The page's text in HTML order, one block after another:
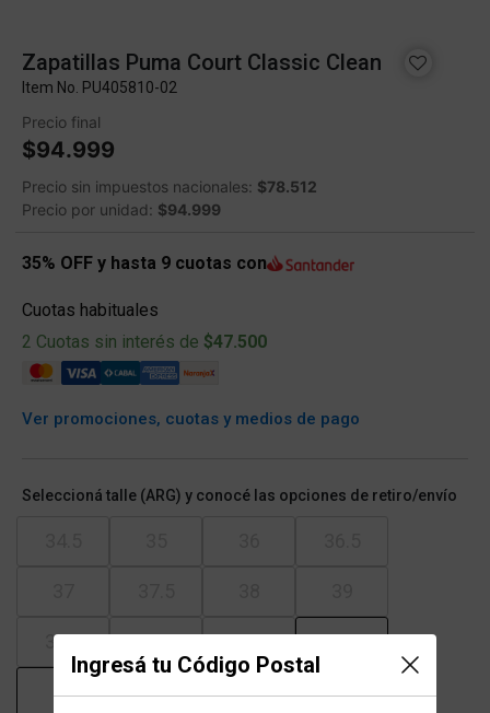
Ingresá tu Código Postal
Zapatillas Puma Court Classic Clean
Item No. PU405810-02
Precio final
$94.999
Precio sin impuestos nacionales: $78.512
Precio por unidad: $94.999
35% OFF y hasta 9 cuotas con
Cuotas habituales
2 Cuotas sin interés de $47.500
Ver promociones, cuotas y medios de pago
Seleccioná talle (ARG) y conocé las opciones de retiro/envío
39.5 40 41 41.5
42 43 43.5 44